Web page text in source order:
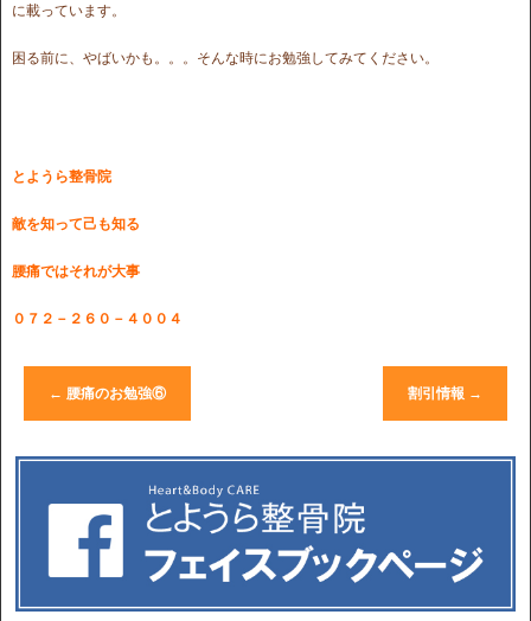
に載っています。
困る前に、やばいかも。。。そんな時にお勉強してみてください。
とようら整骨院
敵を知って己も知る
腰痛ではそれが大事
０７２－２６０－４００４
← 腰痛のお勉強⑥ 割引情報 →